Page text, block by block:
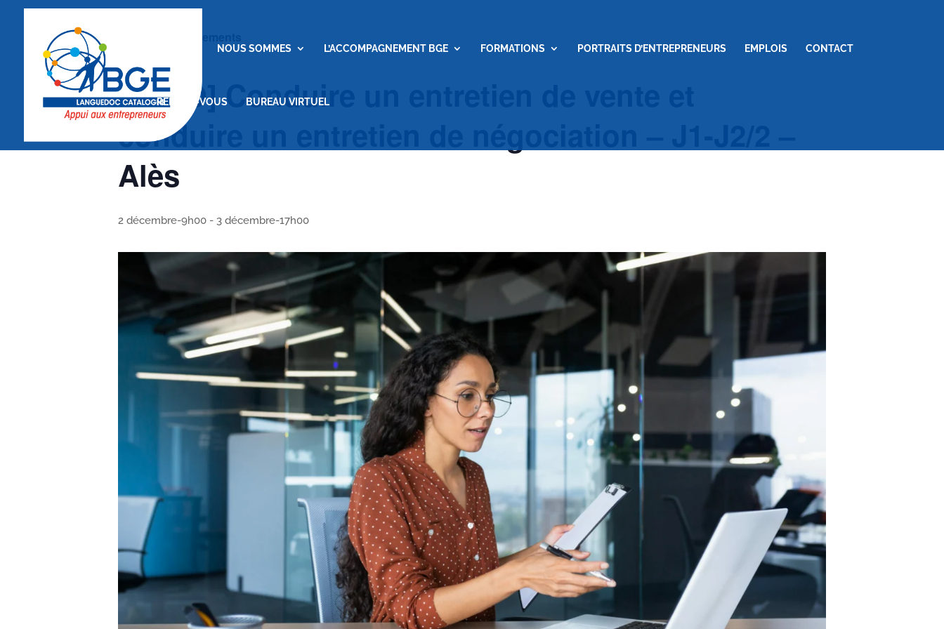
NOUS SOMMES L’ACCOMPAGNEMENT BGE FORMATIONS PORTRAITS D’ENTREPRENEURS EMPLOIS CONTACT
RENDEZ-VOUS BUREAU VIRTUEL
[VISIO] Conduire un entretien de vente et
conduire un entretien de négociation – J1-J2/2 –
Alès
2 décembre-9h00 - 3 décembre-17h00